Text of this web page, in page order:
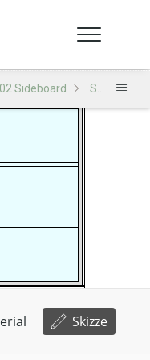
Sideboard S602 - D109
Skizze